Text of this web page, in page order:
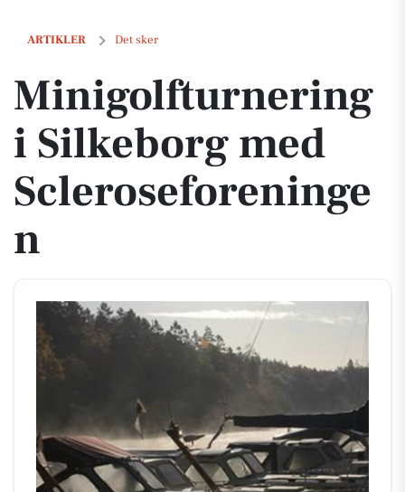
ARTIKLER Det sker
Minigolfturnering i Silkeborg med Scleroseforeningen
Minigolfturnering
i Silkeborg med
Scleroseforeninge
n